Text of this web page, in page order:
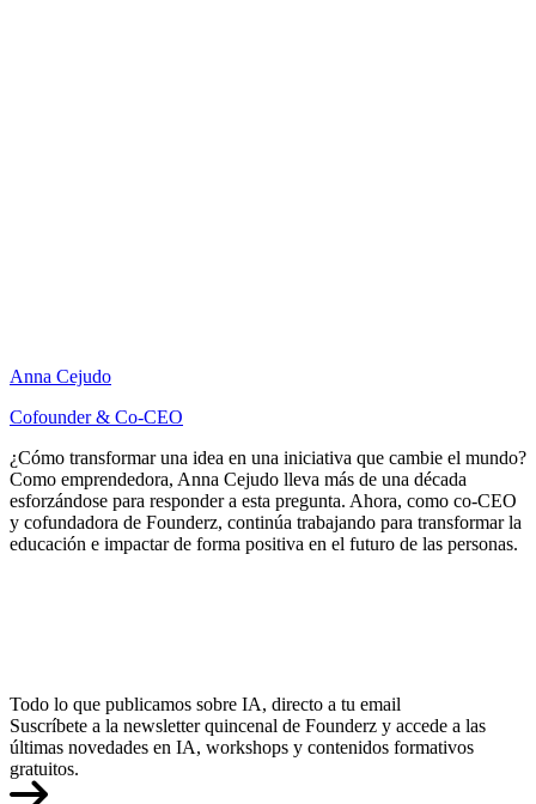
Anna Cejudo
Cofounder & Co-CEO
¿Cómo transformar una idea en una iniciativa que cambie el mundo?
Como emprendedora, Anna Cejudo lleva más de una década
esforzándose para responder a esta pregunta. Ahora, como co-CEO
y cofundadora de Founderz, continúa trabajando para transformar la
educación e impactar de forma positiva en el futuro de las personas.
Todo lo que publicamos sobre IA, directo a tu email
Suscríbete a la newsletter quincenal de Founderz y accede a las
últimas novedades en IA, workshops y contenidos formativos
gratuitos.